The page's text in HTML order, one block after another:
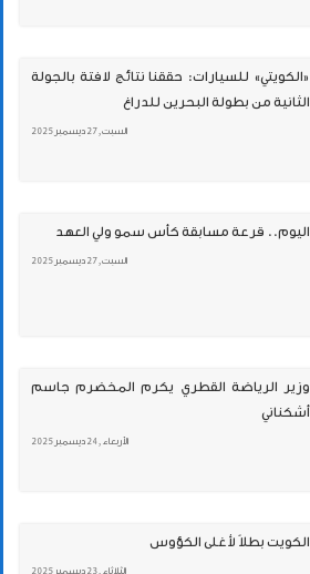
«الكويتي» للسيارات: حققنا نتائج لافتة بالجولة
الثانية من بطولة البحرين للدراغ
السبت , 27 ديسمبر 2025
اليوم.. قرعة مسابقة كأس سمو ولي العهد
السبت , 27 ديسمبر 2025
وزير الرياضة القطري يكرم المخضرم جاسم
أشكناني
الأربعاء , 24 ديسمبر 2025
الكويت بطلاً لأغلى الكؤوس
الثلاثاء , 23 ديسمبر 2025